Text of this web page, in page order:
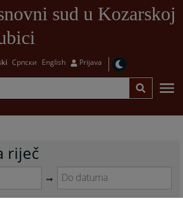
sud u Kozarskoj
Српски English Prijava
riječ